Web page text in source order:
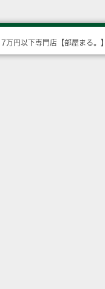
万円以下専門店【部屋まる。】